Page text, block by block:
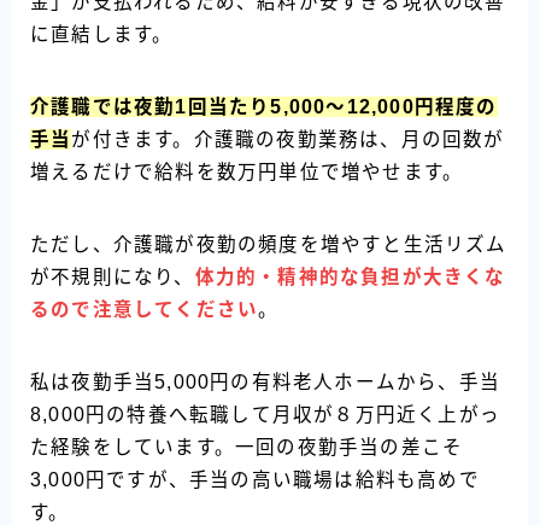
に直結します。
介護職では夜勤1回当たり5,000〜12,000円程度の
手当 が付きます。介護職の夜勤業務は、月の回数が
増えるだけで給料を数万円単位で増やせます。
ただし、介護職が夜勤の頻度を増やすと生活リズム
が不規則になり、 体力的・精神的な負担が大きくな
るので注意してください。
私は夜勤手当5,000円の有料老人ホームから、手当
8,000円の特養へ転職して月収が８万円近く上がっ
た経験をしています。一回の夜勤手当の差こそ
3,000円ですが、手当の高い職場は給料も高めで
す。